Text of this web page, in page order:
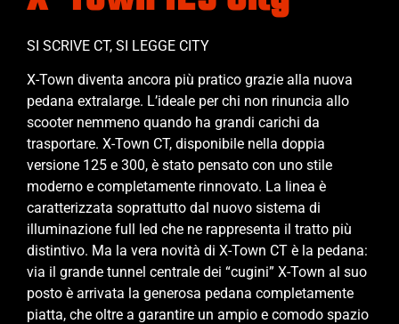
SI SCRIVE CT, SI LEGGE CITY
X-Town diventa ancora più pratico grazie alla nuova
pedana extralarge. L’ideale per chi non rinuncia allo
scooter nemmeno quando ha grandi carichi da
trasportare. X-Town CT, disponibile nella doppia
versione 125 e 300, è stato pensato con uno stile
moderno e completamente rinnovato. La linea è
caratterizzata soprattutto dal nuovo sistema di
illuminazione full led che ne rappresenta il tratto più
distintivo. Ma la vera novità di X-Town CT è la pedana:
via il grande tunnel centrale dei “cugini” X-Town al suo
posto è arrivata la generosa pedana completamente
piatta, che oltre a garantire un ampio e comodo spazio